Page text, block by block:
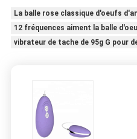
La balle rose classique d'oeufs
12 fréquences aiment la balle
vibrateur de tache de 95g G pour